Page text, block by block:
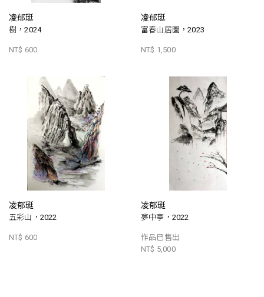
凌郁珽
樹，2024
NT$ 600
凌郁珽
富春山居圖，2023
NT$ 1,500
凌郁珽
五彩山，2022
NT$ 600
凌郁珽
夢中亭，2022
作品已售出
NT$ 5,000